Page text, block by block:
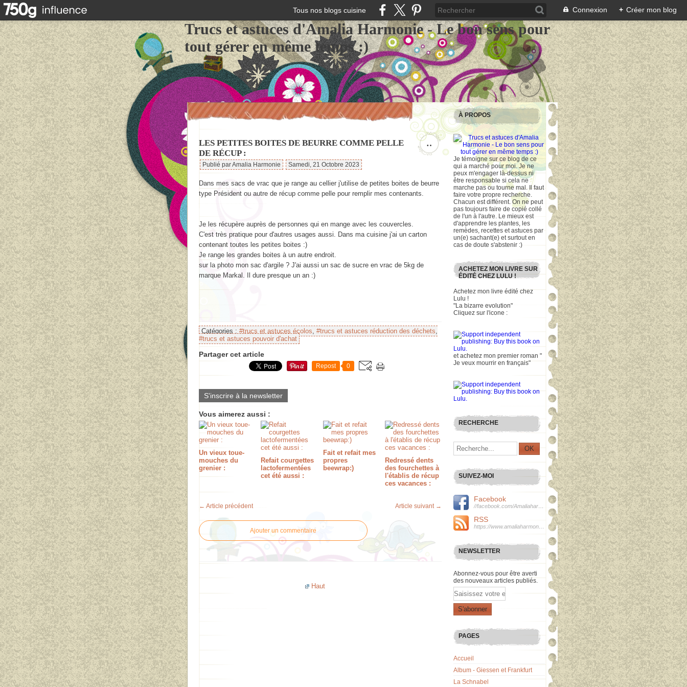
Tous nos blogs cuisine Connexion + Créer mon blog
Trucs et astuces d'Amalia Harmonie - Le bon sens pour
tout gérer en même temps :)
…
LES PETITES BOITES DE BEURRE COMME PELLE
DE RÉCUP :
Publié par Amalia Harmonie Samedi, 21 Octobre 2023
Dans mes sacs de vrac que je range au cellier j'utilise de petites boites de beurre
type Président ou autre de récup comme pelle pour remplir mes contenants.
Je les récupère auprès de personnes qui en mange avec les couvercles.
C'est très pratique pour d'autres usages aussi. Dans ma cuisine j'ai un carton
contenant toutes les petites boites :)
Je range les grandes boites à un autre endroit.
sur la photo mon sac d'argile ? J'ai aussi un sac de sucre en vrac de 5kg de
marque Markal. Il dure presque un an :)
Catégories : #trucs et astuces écolos, #trucs et astuces réduction des déchets,
#trucs et astuces pouvoir d'achat
Partager cet article
Repost 0
S'inscrire à la newsletter
Vous aimerez aussi :
Un vieux toue-
mouches du
grenier :
Refait courgettes
lactofermentées
cet été aussi :
Fait et refait mes
propres
beewrap:)
Redressé dents
des fourchettes à
l'établis de récup
ces vacances :
← Article précédent Article suivant →
Ajouter un commentaire
Haut
À PROPOS
Je témoigne sur ce blog de ce
qui a marché pour moi. Je ne
peux m'engager là-dessus ni
être responsable si cela ne
marche pas ou tourne mal. Il faut
faire votre propre recherche.
Chacun est différent. On ne peut
pas toujours faire de copié collé
de l'un à l'autre. Le mieux est
d'apprendre les plantes, les
remèdes, recettes et astuces par
un(e) sachant(e) et surtout en
cas de doute s'abstenir :)
ACHETEZ MON LIVRE SUR
ÉDITÉ CHEZ LULU !
Achetez mon livre édité chez
Lulu !
"La bizarre evolution"
Cliquez sur l'icone :
et achetez mon premier roman "
Je veux mourrir en français"
RECHERCHE
SUIVEZ-MOI
Facebook
RSS
NEWSLETTER
Abonnez-vous pour être averti
des nouveaux articles publiés.
Email
PAGES
Accueil
Album - Giessen et Frankfurt
La Schnabel